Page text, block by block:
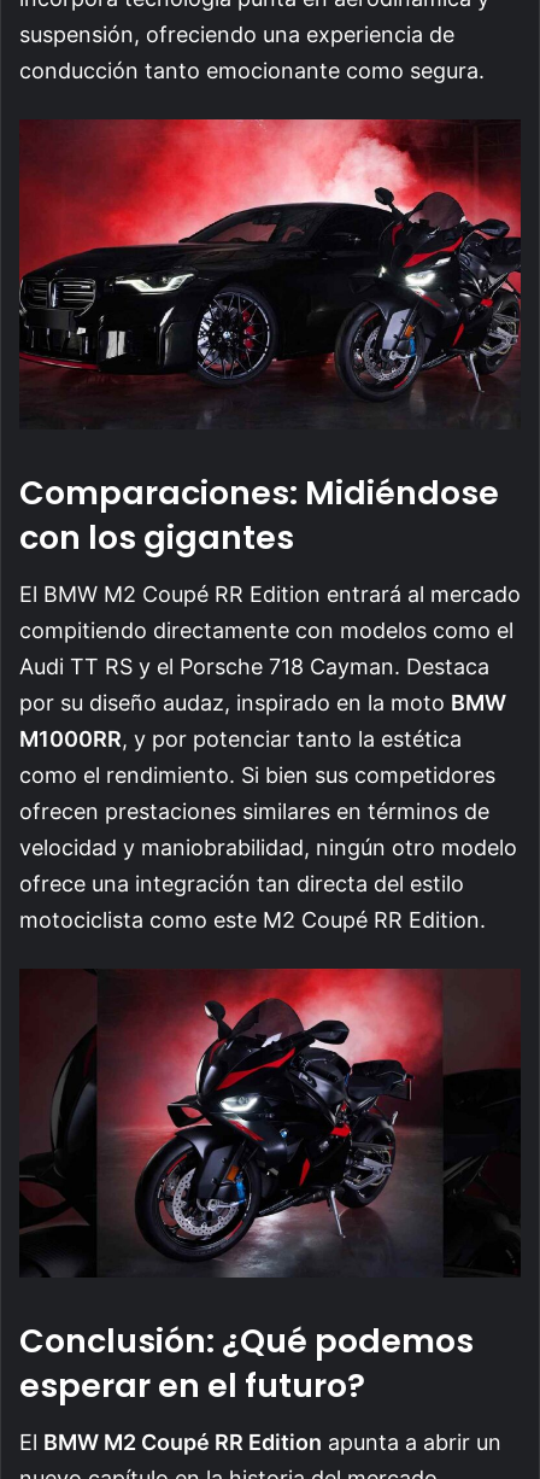
suspensión, ofreciendo una experiencia de
conducción tanto emocionante como segura.
Comparaciones: Midiéndose
con los gigantes
El BMW M2 Coupé RR Edition entrará al mercado
compitiendo directamente con modelos como el
Audi TT RS y el Porsche 718 Cayman. Destaca
por su diseño audaz, inspirado en la moto BMW
M1000RR, y por potenciar tanto la estética
como el rendimiento. Si bien sus competidores
ofrecen prestaciones similares en términos de
velocidad y maniobrabilidad, ningún otro modelo
ofrece una integración tan directa del estilo
motociclista como este M2 Coupé RR Edition.
Conclusión: ¿Qué podemos
esperar en el futuro?
El BMW M2 Coupé RR Edition apunta a abrir un